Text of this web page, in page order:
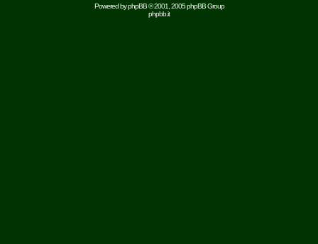
Powered byphpBB© 2001, 2005 phpBB Group
phpbb.it